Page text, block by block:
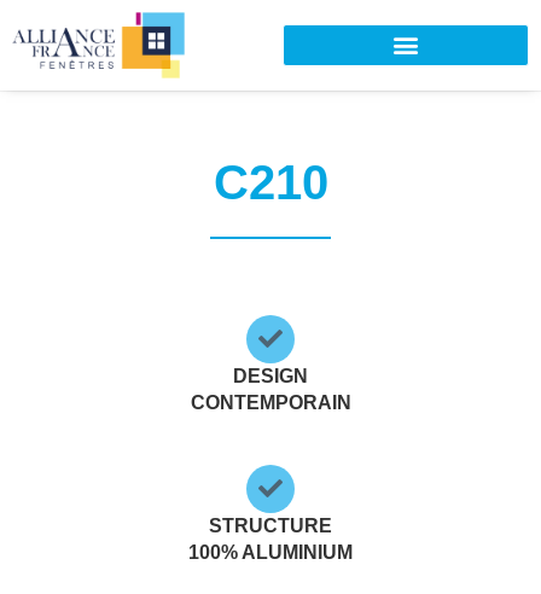
C210
DESIGN
CONTEMPORAIN
STRUCTURE
100% ALUMINIUM